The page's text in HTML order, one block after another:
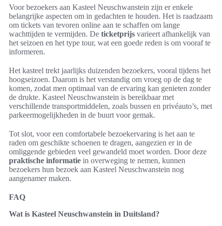
Voor bezoekers aan Kasteel Neuschwanstein zijn er enkele
belangrijke aspecten om in gedachten te houden. Het is raadzaam
om tickets van tevoren online aan te schaffen om lange
wachttijden te vermijden. De ticketprijs varieert afhankelijk van
het seizoen en het type tour, wat een goede reden is om vooraf te
informeren.
Het kasteel trekt jaarlijks duizenden bezoekers, vooral tijdens het
hoogseizoen. Daarom is het verstandig om vroeg op de dag te
komen, zodat men optimaal van de ervaring kan genieten zonder
de drukte. Kasteel Neuschwanstein is bereikbaar met
verschillende transportmiddelen, zoals bussen en privéauto’s, met
parkeermogelijkheden in de buurt voor gemak.
Tot slot, voor een comfortabele bezoekervaring is het aan te
raden om geschikte schoenen te dragen, aangezien er in de
omliggende gebieden veel gewandeld moet worden. Door deze
praktische informatie in overweging te nemen, kunnen
bezoekers hun bezoek aan Kasteel Neuschwanstein nog
aangenamer maken.
FAQ
Wat is Kasteel Neuschwanstein in Duitsland?